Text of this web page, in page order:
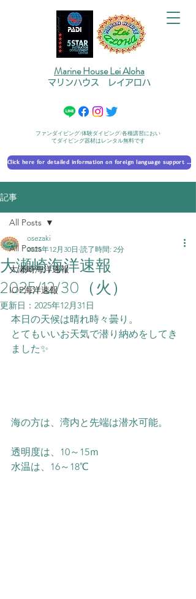
Marine House Lei Aloha
マリンハウス レイアロハ
ファンダイビング/体験ダイビング/各種講習におい
てダイビング器材はレンタル無料です
Click here for detailed information on foreign language support 外国語対応の詳細に​ついて
記事
All Posts
大瀬崎海洋速報
IOP海洋速報
All Posts
大瀬崎海洋速報
2025/12/30（火）
osezaki
2025年12月30日 読了時間: 2分
更新日： 2025年12月31日
本日の天候は晴れ時々曇り。
とてもいいお天気で潜り納めをしてき
ました✨
海の方は、湾内と先端は潜水可能。
透明度は、10～15ｍ
水温は、16～18℃